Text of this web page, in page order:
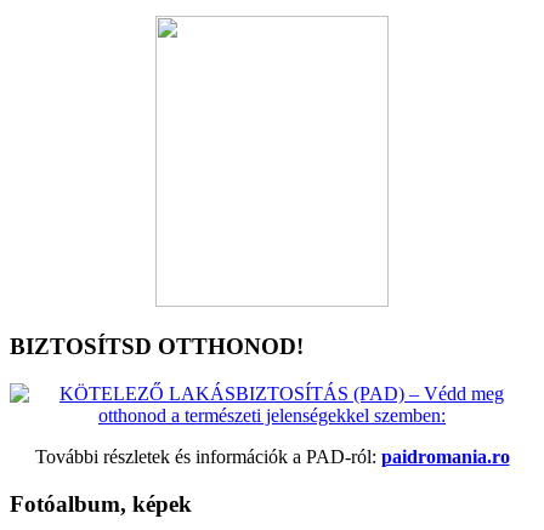
BIZTOSÍTSD OTTHONOD!
További részletek és információk a PAD-ról: paidromania.ro
Fotóalbum, képek